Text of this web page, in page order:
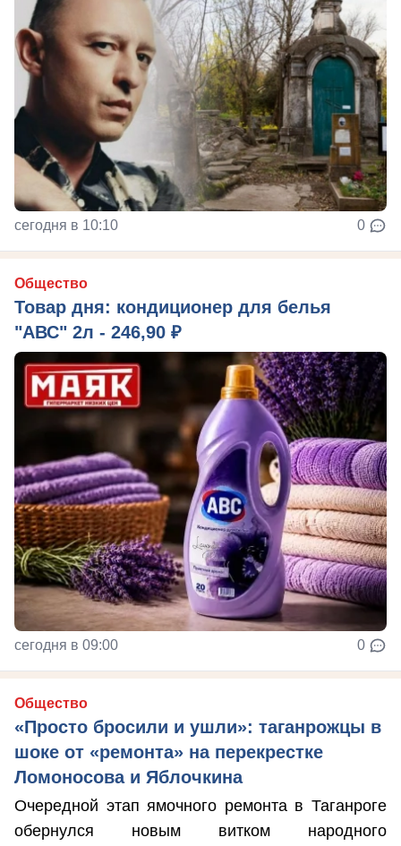
сегодня в 10:10 0
Общество
Товар дня: кондиционер для белья
"АВС" 2л - 246,90 ₽
сегодня в 09:00 0
Общество
«Просто бросили и ушли»: таганрожцы в
шоке от «ремонта» на перекрестке
Ломоносова и Яблочкина
Очередной этап ямочного ремонта в Таганроге
обернулся новым витком народного